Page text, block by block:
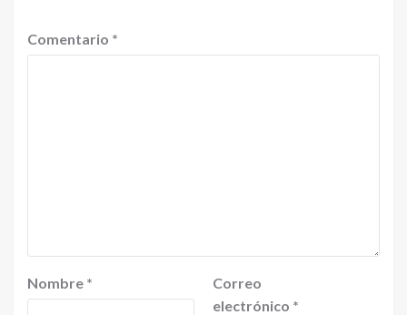
Comentario *
Nombre *
Correo
electrónico *